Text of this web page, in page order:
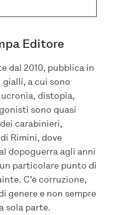
Editore
dal 2010, pubblica in
gialli, a cui sono
distopia,
sono quasi
carabinieri,
Rimini, dove
dopoguerra agli anni
particolare punto di
C’è corruzione,
genere e non sempre
sola parte.